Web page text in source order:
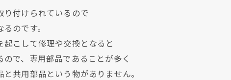
り付けられているので
のです。
こして修理や交換となると
で、専用部品であることが多く
共用部品という物がありません。